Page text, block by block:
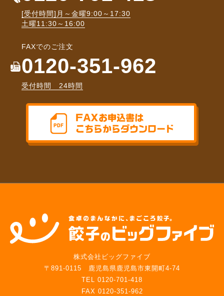
[受付時間]月～金曜9:00～17:30
土曜11:30～16:00
FAXでのご注文
0120-351-962
受付時間 24時間
株式会社ビッグファイブ
〒891-0115 鹿児島県鹿児島市東開町4-74
TEL 0120-701-418
FAX 0120-351-962